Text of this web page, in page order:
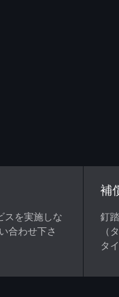
スを実施しな
合わせ下さ
補
釘
（
タ